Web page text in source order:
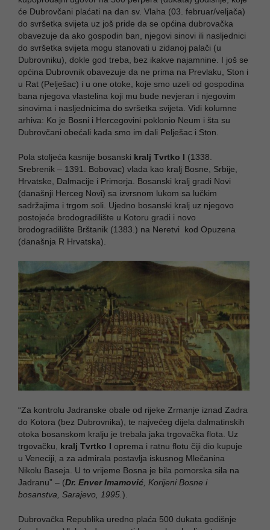
će Dubrovčani plaćati na dan sv. Vlaha (03. februar/veljača)
do svršetka svijeta uz još pride da se općina dubrovačka
obavezuje da ako gospodin ban, njegovi sinovi ili nasljednici
do svršetka svijeta mogu stanovati u zidanoj palači (u
Dubrovniku), dokle god treba, bez ikakve najamnine. I još se
općina Dubrovnik obavezuje da ne prima na Prevlaku, Ston i
u Rat (Pelješac) i u one otoke, koje smo uzeli od gospodina
bana njegova vlastelina koji mu bude nevjeran i njegovim
sinovima i nasljednicima do svršetka svijeta. Vidi kolumne
arhiva: Ko je Bosni i Hercegovini poklonio Neum i šta su
Dubrovčani obećali kada smo im dali Pelješac i Ston.
Pola stoljeća kasnije bosanski kralj Tvrtko I (1338.
Srebrenik – 1391. Bobovac) vlada kao kralj Bosne, Srbije,
Hrvatske, Dalmacije i Primorja. Bosanski kralj gradi Novi
(današnji Herceg Novi) sa izvrsnom lukom sa lučkim
sadržajima i trgom soli. Ujedno bosanski kralj uz njegovo
postojeće brodogradilište u Kotoru gradi i novo
brodogradilište Brštanik (1383.) na Neretvi kod Opuzena
(današnja R Hrvatska).
“Za kontrolu Jadranske obale od rijeke Zrmanje iznad Zadra
do Kotora (bez Dubrovnika), te najvećeg dijela dalmatinskih
otoka bosanskom kralju je trebala jaka trgovačka flota. Uz
trgovačku,
kralj Tvrtko I oprema i ratnu flotu čiji dio kupuje
u Veneciji, a za admirala postavlja iskusnog Mlečanina
Nikolu Baseja. U to vrijeme Bosna je bila pomorska sila na
Jadranu” – (Dr. Enver Imamović , Korijeni Bosne i
bosanstva, Sarajevo, 1995. ).
Dubrovačka Republika uredno plaća 500 dukata godišnje